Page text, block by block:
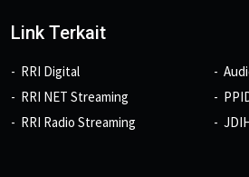
Link Terkait
RRI Digital
RRI NET Streaming
RRI Radio Streaming